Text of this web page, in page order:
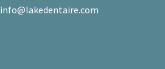
info@lakedentaire.com